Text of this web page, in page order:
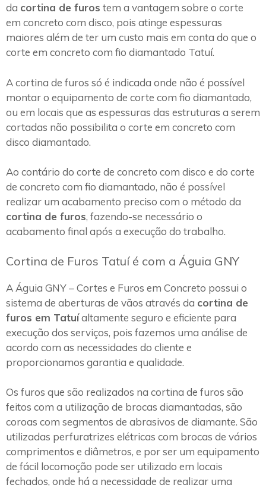
da cortina de furos tem a vantagem sobre o corte
em concreto com disco, pois atinge espessuras
maiores além de ter um custo mais em conta do que o
corte em concreto com fio diamantado Tatuí.
A cortina de furos só é indicada onde não é possível
montar o equipamento de corte com fio diamantado,
ou em locais que as espessuras das estruturas a serem
cortadas não possibilita o corte em concreto com
disco diamantado.
Ao contário do corte de concreto com disco e do corte
de concreto com fio diamantado, não é possível
realizar um acabamento preciso com o método da
cortina de furos, fazendo-se necessário o
acabamento final após a execução do trabalho.
Cortina de Furos Tatuí é com a Águia GNY
A Águia GNY – Cortes e Furos em Concreto possui o
sistema de aberturas de vãos através da cortina de
furos em Tatuíaltamente seguro e eficiente para
execução dos serviços, pois fazemos uma análise de
acordo com as necessidades do cliente e
proporcionamos garantia e qualidade.
Os furos que são realizados na cortina de furos são
feitos com a utilização de brocas diamantadas, são
coroas com segmentos de abrasivos de diamante. São
utilizadas perfuratrizes elétricas com brocas de vários
comprimentos e diâmetros, e por ser um equipamento
de fácil locomoção pode ser utilizado em locais
fechados, onde há a necessidade de realizar uma